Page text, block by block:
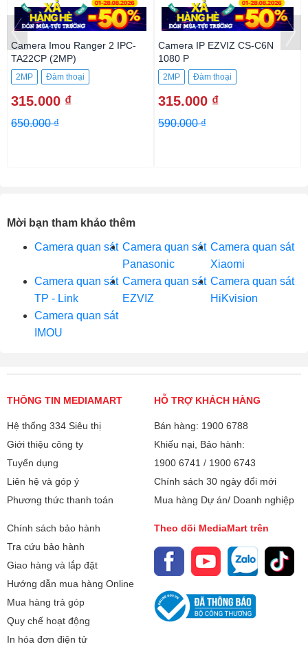
Camera Imou Ranger 2 IPC-
TA22CP (2MP)
2MP Đàm thoại
315.000 ₫
650.000 ₫
Camera IP EZVIZ CS-C6N
1080 P
2MP Đàm thoại
315.000 ₫
590.000 ₫
Mời bạn tham khảo thêm
Camera quan sát Camera quan sát
Panasonic
Camera quan sát
Xiaomi
Camera quan sát
TP - Link
Camera quan sát
EZVIZ
Camera quan sát
HiKvision
Camera quan sát
IMOU
THÔNG TIN MEDIAMART
Hệ thống 334 Siêu thị
Giới thiệu công ty
Tuyển dụng
Liên hệ và góp ý
Phương thức thanh toán
HỖ TRỢ KHÁCH HÀNG
Bán hàng: 1900 6788
Khiếu nại, Bảo hành:
1900 6741 / 1900 6743
Chính sách 30 ngày đổi mới
Mua hàng Dự án/ Doanh nghiệp
Chính sách bảo hành
Tra cứu bảo hành
Giao hàng và lắp đặt
Hướng dẫn mua hàng Online
Mua hàng trả góp
Quy chế hoạt động
In hóa đơn điện tử
Theo dõi MediaMart trên